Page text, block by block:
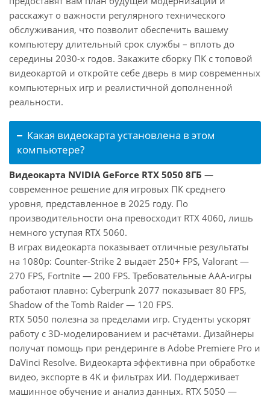
расскажут о важности регулярного технического
обслуживания, что позволит обеспечить вашему
компьютеру длительный срок службы – вплоть до
середины 2030-х годов. Закажите сборку ПК с топовой
видеокартой и откройте себе дверь в мир современных
компьютерных игр и реалистичной дополненной
реальности.
Какая видеокарта установлена в этом
компьютере?
Видеокарта NVIDIA GeForce RTX 5050 8ГБ —
современное решение для игровых ПК среднего
уровня, представленное в 2025 году. По
производительности она превосходит RTX 4060, лишь
немного уступая RTX 5060.
В играх видеокарта показывает отличные результаты
на 1080p: Counter-Strike 2 выдаёт 250+ FPS, Valorant —
270 FPS, Fortnite — 200 FPS. Требовательные AAA-игры
работают плавно: Cyberpunk 2077 показывает 80 FPS,
Shadow of the Tomb Raider — 120 FPS.
RTX 5050 полезна за пределами игр. Студенты ускорят
работу с 3D-моделированием и расчётами. Дизайнеры
получат помощь при рендеринге в Adobe Premiere Pro и
DaVinci Resolve. Видеокарта эффективна при обработке
видео, экспорте в 4K и фильтрах ИИ. Поддерживает
машинное обучение и анализ данных. RTX 5050 —